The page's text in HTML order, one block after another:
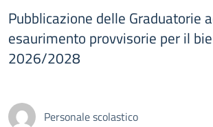
Pubblicazione delle Graduatorie
esaurimento provvisorie per il
2026/2028
Personale scolastico